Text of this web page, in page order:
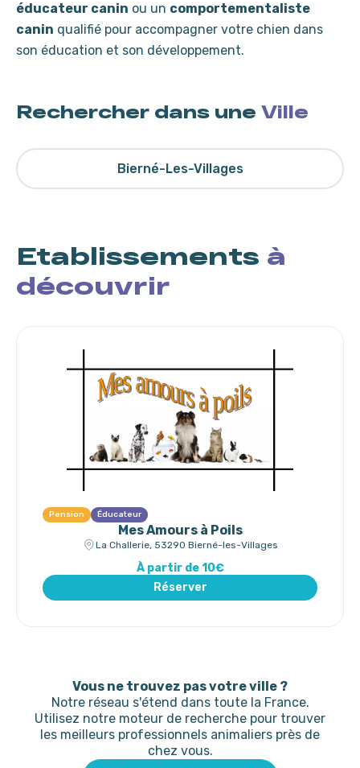
éducateur canin ou un comportementaliste
canin qualifié pour accompagner votre chien dans
son éducation et son développement.
Rechercher dans une Ville
Bierné-Les-Villages
Etablissements à
découvrir
Pension Éducateur
Mes Amours à Poils
La Challerie, 53290 Bierné-les-Villages
À partir de 10€
Réserver
Vous ne trouvez pas votre ville ?
Notre réseau s'étend dans toute la France.
Utilisez notre moteur de recherche pour trouver
les meilleurs professionnels animaliers près de
chez vous.